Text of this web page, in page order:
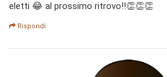
eletti 😂 al prossimo ritrovo!!👏👏👏
Rispondi